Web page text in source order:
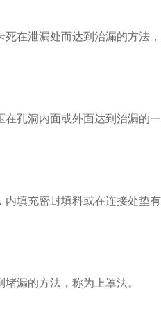
在泄漏处而达到治漏的方法
洞内面或外面达到治漏的
填充密封填料或在连接处垫有
漏的方法，称为上罩法。